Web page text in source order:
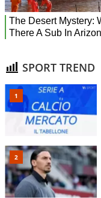
SPORT TREND